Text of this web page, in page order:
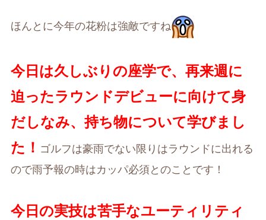
ほんとに今年の花粉は強敵ですね
今日は久しぶりの座学で、再来週に
迫ったラウンドデビューに向けて身
だしなみ、持ち物について学びまし
た！ ゴルフは豪雨でない限りはラウンドに出れる
ので雨予報の時はカッパ必須とのことです！
今日の実技は苦手なユーティリティ